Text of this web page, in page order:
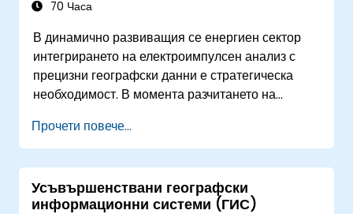
да се възползват от 3D анализ на
70 Часа
В динамично развиващия се енергиен сектор
интегрирането на електроимпулсен анализ с
прецизни географски данни е стратегическа
необходимост. В момента разчитането на
оперативни рискове. Тази 14-дневна
интензивна програма в Мелбърн е разработена,
за да преодолее разминаването между
електроинженерството и геопространствения
мениджмънт.
Прочети повече...
Усъвършенствани географски
информационни системи (ГИС)